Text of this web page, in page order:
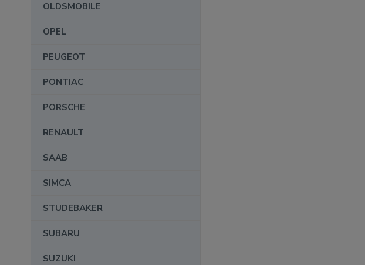
OLDSMOBILE
OPEL
PEUGEOT
PONTIAC
PORSCHE
RENAULT
SAAB
SIMCA
STUDEBAKER
SUBARU
SUZUKI